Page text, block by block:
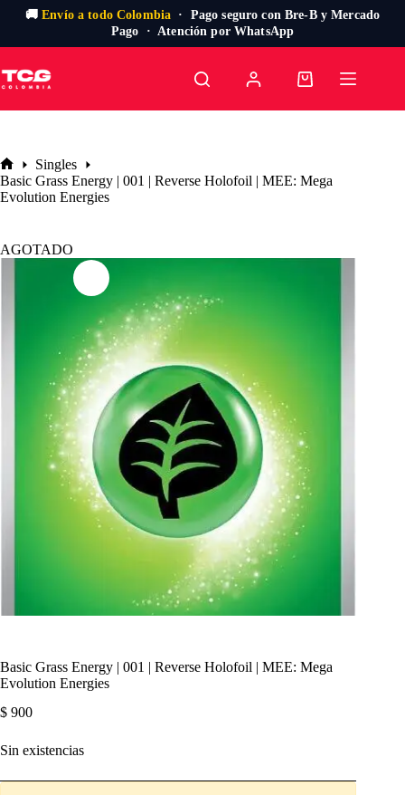
🚚Envío a todo Colombia · Pago seguro con Bre-B y Mercado
Pago · Atención por WhatsApp
al
contenido
Carro
Inicio
Singles
Basic Grass Energy | 001 | Reverse Holofoil | MEE: Mega
Evolution Energies
AGOTADO
Basic Grass Energy | 001 | Reverse Holofoil | MEE: Mega
Evolution Energies
$ 900
Sin existencias